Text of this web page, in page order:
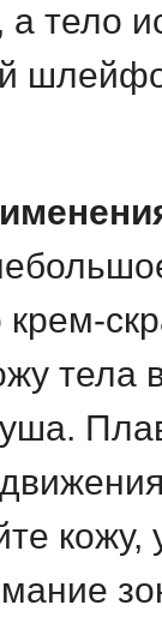
а тело
крем-
тела
кожу,